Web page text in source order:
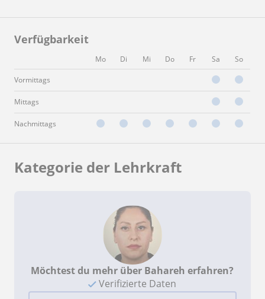
Verfügbarkeit
Mo Di Mi Do Fr Sa So
Vormittags
Mittags
Nachmittags
Kategorie der Lehrkraft
Möchtest du mehr über Bahareh erfahren?
Verifizierte Daten